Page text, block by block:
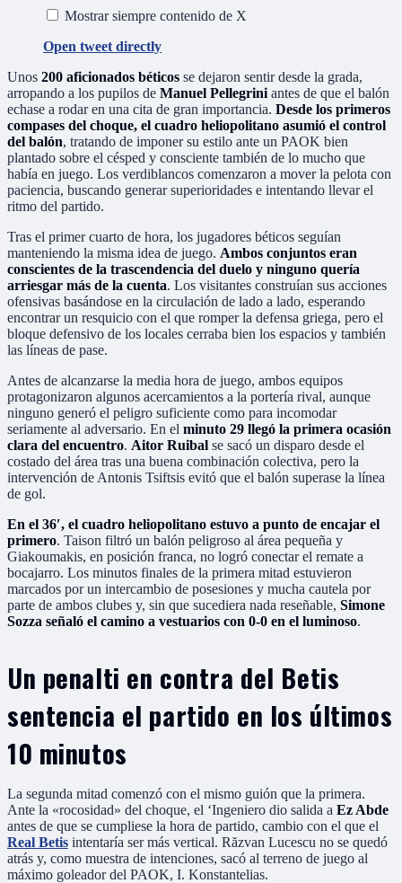
Mostrar siempre contenido de X
Open tweet directly
Unos 200 aficionados béticos se dejaron sentir desde la grada,
arropando a los pupilos de Manuel Pellegrini antes de que el balón
echase a rodar en una cita de gran importancia. Desde los primeros
compases del choque, el cuadro heliopolitano asumió el control
del balón, tratando de imponer su estilo ante un PAOK bien
plantado sobre el césped y consciente también de lo mucho que
había en juego. Los verdiblancos comenzaron a mover la pelota con
paciencia, buscando generar superioridades e intentando llevar el
ritmo del partido.
Tras el primer cuarto de hora, los jugadores béticos seguían
manteniendo la misma idea de juego. Ambos conjuntos eran
conscientes de la trascendencia del duelo y ninguno quería
arriesgar más de la cuenta. Los visitantes construían sus acciones
ofensivas basándose en la circulación de lado a lado, esperando
encontrar un resquicio con el que romper la defensa griega, pero el
bloque defensivo de los locales cerraba bien los espacios y también
las líneas de pase.
Antes de alcanzarse la media hora de juego, ambos equipos
protagonizaron algunos acercamientos a la portería rival, aunque
ninguno generó el peligro suficiente como para incomodar
seriamente al adversario. En el minuto 29 llegó la primera ocasión
clara del encuentro. Aitor Ruibal se sacó un disparo desde el
costado del área tras una buena combinación colectiva, pero la
intervención de Antonis Tsiftsis evitó que el balón superase la línea
de gol.
En el 36′, el cuadro heliopolitano estuvo a punto de encajar el
primero. Taison filtró un balón peligroso al área pequeña y
Giakoumakis, en posición franca, no logró conectar el remate a
bocajarro. Los minutos finales de la primera mitad estuvieron
marcados por un intercambio de posesiones y mucha cautela por
parte de ambos clubes y, sin que sucediera nada reseñable, Simone
Sozza señaló el camino a vestuarios con 0-0 en el luminoso.
Un penalti en contra del Betis
sentencia el partido en los últimos
10 minutos
La segunda mitad comenzó con el mismo guión que la primera.
Ante la «rocosidad» del choque, el ‘Ingeniero dio salida a Ez Abde
antes de que se cumpliese la hora de partido, cambio con el que el
Real Betis intentaría ser más vertical. Răzvan Lucescu no se quedó
atrás y, como muestra de intenciones, sacó al terreno de juego al
máximo goleador del PAOK, I. Konstantelias.